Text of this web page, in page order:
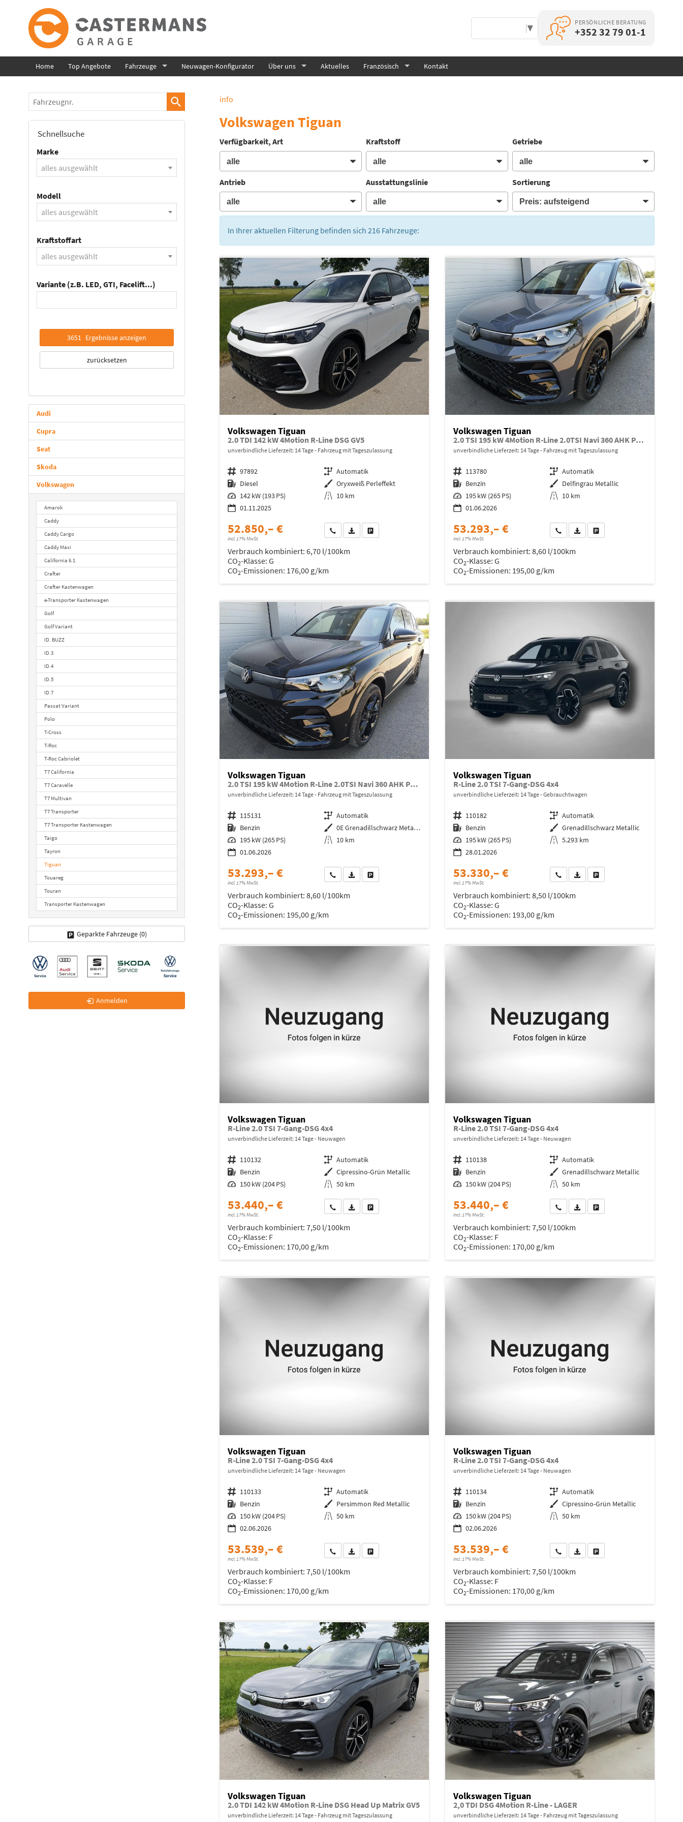
▼
PERSÖNLICHE BERATUNG
+352 32 79 01-1
Home Top Angebote Fahrzeuge Neuwagen-Konfigurator Über uns Aktuelles Französisch Kontakt
info
Volkswagen Tiguan
Verfügbarkeit, Art Kraftstoff Getriebe
Antrieb Ausstattungslinie Sortierung
In Ihrer aktuellen Filterung befinden sich 216Fahrzeuge:
Volkswagen Tiguan
2.0 TDI 142 kW 4Motion R-Line DSG GV5
unverbindliche Lieferzeit: 14 Tage Fahrzeug mit Tageszulassung
Fahrzeugnr. 97892 Getriebe Automatik
Kraftstoff Diesel Außenfarbe Oryxweiß Perleffekt
Leistung 142 kW (193 PS) Kilometerstand 10 km
01.11.2025
52.850,– €
incl. 17% MwSt.
Wir rufen Sie an
Fahrzeugexposé (PDF)
Fahrzeug parken
Verbrauch kombiniert: 6,70 l/100km
CO2-Klasse: G
CO2-Emissionen: 176,00 g/km
Volkswagen Tiguan
2.0 TSI 195 kW 4Motion R-Line 2.0TSI Navi 360 AHK Pano
unverbindliche Lieferzeit: 14 Tage Fahrzeug mit Tageszulassung
Fahrzeugnr. 113780 Getriebe Automatik
Kraftstoff Benzin Außenfarbe Delfingrau Metallic
Leistung 195 kW (265 PS) Kilometerstand 10 km
01.06.2026
53.293,– €
incl. 17% MwSt.
Wir rufen Sie an
Fahrzeugexposé (PDF)
Fahrzeug parken
Verbrauch kombiniert: 8,60 l/100km
CO2-Klasse: G
CO2-Emissionen: 195,00 g/km
Volkswagen Tiguan
2.0 TSI 195 kW 4Motion R-Line 2.0TSI Navi 360 AHK Pano
unverbindliche Lieferzeit: 14 Tage Fahrzeug mit Tageszulassung
Fahrzeugnr. 115131 Getriebe Automatik
Kraftstoff Benzin Außenfarbe
0E Grenadillschwarz Metallic
Leistung 195 kW (265 PS) Kilometerstand 10 km
01.06.2026
53.293,– €
incl. 17% MwSt.
Wir rufen Sie an
Fahrzeugexposé (PDF)
Fahrzeug parken
Verbrauch kombiniert: 8,60 l/100km
CO2-Klasse: G
CO2-Emissionen: 195,00 g/km
Volkswagen Tiguan
R-Line 2.0 TSI 7-Gang-DSG 4x4
unverbindliche Lieferzeit: 14 Tage Gebrauchtwagen
Fahrzeugnr. 110182 Getriebe Automatik
Kraftstoff Benzin Außenfarbe Grenadillschwarz Metallic
Leistung 195 kW (265 PS) Kilometerstand 5.293 km
28.01.2026
53.330,– €
incl. 17% MwSt.
Wir rufen Sie an
Fahrzeugexposé (PDF)
Fahrzeug parken
Verbrauch kombiniert: 8,50 l/100km
CO2-Klasse: G
CO2-Emissionen: 193,00 g/km
Volkswagen Tiguan
R-Line 2.0 TSI 7-Gang-DSG 4x4
unverbindliche Lieferzeit: 14 Tage Neuwagen
Fahrzeugnr. 110132 Getriebe Automatik
Kraftstoff Benzin Außenfarbe Cipressino-Grün Metallic
Leistung 150 kW (204 PS) Kilometerstand 50 km
53.440,– €
incl. 17% MwSt.
Wir rufen Sie anFahrzeugexposé (PDF)
Fahrzeug parken
Verbrauch kombiniert: 7,50 l/100km
CO2-Klasse: F
CO2-Emissionen: 170,00 g/km
Volkswagen Tiguan
R-Line 2.0 TSI 7-Gang-DSG 4x4
unverbindliche Lieferzeit: 14 Tage Neuwagen
Fahrzeugnr. 110138 Getriebe Automatik
Kraftstoff Benzin Außenfarbe Grenadillschwarz Metallic
Leistung 150 kW (204 PS) Kilometerstand 50 km
53.440,– €
incl. 17% MwSt.
Wir rufen Sie anFahrzeugexposé (PDF)
Fahrzeug parken
Verbrauch kombiniert: 7,50 l/100km
CO2-Klasse: F
CO2-Emissionen: 170,00 g/km
Volkswagen Tiguan
R-Line 2.0 TSI 7-Gang-DSG 4x4
unverbindliche Lieferzeit: 14 Tage Neuwagen
Fahrzeugnr. 110133 Getriebe Automatik
Kraftstoff Benzin Außenfarbe Persimmon Red Metallic
Leistung 150 kW (204 PS) Kilometerstand 50 km
02.06.2026
53.539,– €
incl. 17% MwSt.
Wir rufen Sie anFahrzeugexposé (PDF)
Fahrzeug parken
Verbrauch kombiniert: 7,50 l/100km
CO2-Klasse: F
CO2-Emissionen: 170,00 g/km
Volkswagen Tiguan
R-Line 2.0 TSI 7-Gang-DSG 4x4
unverbindliche Lieferzeit: 14 Tage Neuwagen
Fahrzeugnr. 110134 Getriebe Automatik
Kraftstoff Benzin Außenfarbe Cipressino-Grün Metallic
Leistung 150 kW (204 PS) Kilometerstand 50 km
02.06.2026
53.539,– €
incl. 17% MwSt.
Wir rufen Sie anFahrzeugexposé (PDF)
Fahrzeug parken
Verbrauch kombiniert: 7,50 l/100km
CO2-Klasse: F
CO2-Emissionen: 170,00 g/km
Volkswagen Tiguan
2.0 TDI 142 kW 4Motion R-Line DSG Head Up Matrix GV5
unverbindliche Lieferzeit: 14 Tage Fahrzeug mit Tageszulassung
Volkswagen Tiguan
2,0 TDI DSG 4Motion R-Line - LAGER
unverbindliche Lieferzeit: 14 Tage Fahrzeug mit Tageszulassung
Fahrzeugnr.
Schnellsuche
Marke
alles ausgewählt
Modell
alles ausgewählt
Kraftstoffart
alles ausgewählt
Variante (z.B. LED, GTI, Facelift...)
3651 Ergebnisse anzeigen
zurücksetzen
Audi
Cupra
Seat
Skoda
Volkswagen
Amarok
Caddy
Caddy Cargo
Caddy Maxi
California 6.1
Crafter
Crafter Kastenwagen
e-Transporter Kastenwagen
Golf
Golf Variant
ID. BUZZ
ID.3
ID.4
ID.5
ID.7
Passat Variant
Polo
T-Cross
T-Roc
T-Roc Cabriolet
T7 California
T7 Caravelle
T7 Multivan
T7 Transporter
T7 Transporter Kastenwagen
Taigo
Tayron
Tiguan
Touareg
Touran
Transporter Kastenwagen
Geparkte Fahrzeuge (0)
Anmelden